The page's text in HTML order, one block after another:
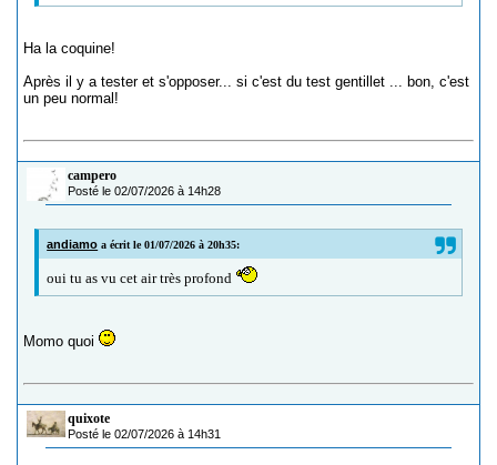
Ha la coquine!
Après il y a tester et s'opposer... si c'est du test gentillet ... bon, c'est
un peu normal!
campero
Posté le 02/07/2026 à 14h28
andiamo a écrit le 01/07/2026 à 20h35:
oui tu as vu cet air très profond
Momo quoi
quixote
Posté le 02/07/2026 à 14h31